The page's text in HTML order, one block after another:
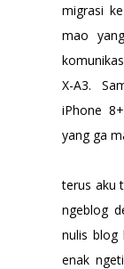
migrasi
mao
X-A3.
iPhone
yang ga
terus aku
ngeblog
nulis blog
enak